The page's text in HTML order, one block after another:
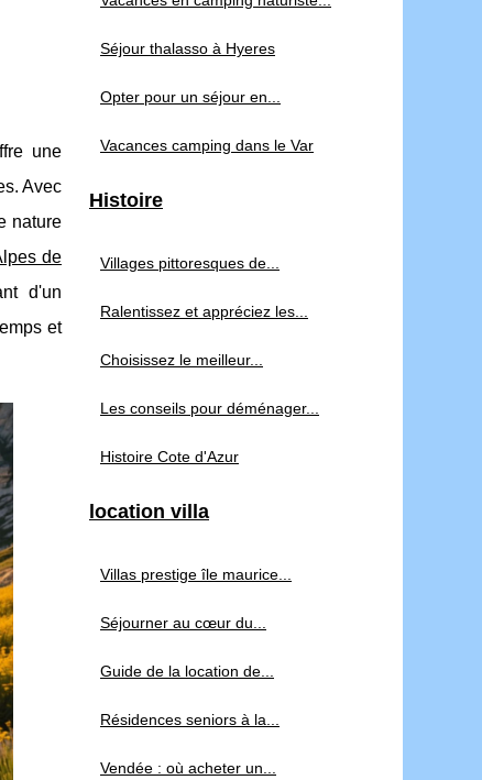
une
Avec
nature
de
d'un
et
Séjour thalasso à Hyeres
Opter pour un séjour en...
Vacances camping dans le Var
Histoire
Villages pittoresques de...
Ralentissez et appréciez les...
Choisissez le meilleur...
Les conseils pour déménager...
Histoire Cote d'Azur
location villa
Villas prestige île maurice...
Séjourner au cœur du...
Guide de la location de...
Résidences seniors à la...
Vendée : où acheter un...